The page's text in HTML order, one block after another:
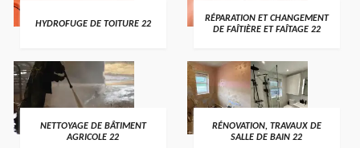
HYDROFUGE DE TOITURE 22
RÉPARATION ET CHANGEMENT
DE FAÎTIÈRE ET FAÎTAGE 22
NETTOYAGE DE BÂTIMENT
AGRICOLE 22
RÉNOVATION, TRAVAUX DE
SALLE DE BAIN 22